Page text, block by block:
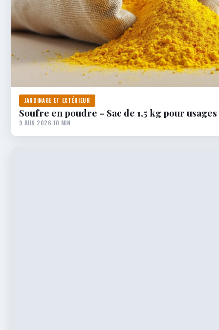
JARDINAGE ET EXTÉRIEUR
Soufre en poudre – Sac de 1,5 kg pour
9 JUIN 2026·10 MIN